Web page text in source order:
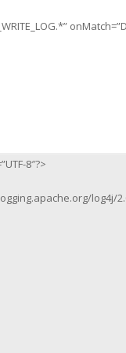
8″?>
log4j/